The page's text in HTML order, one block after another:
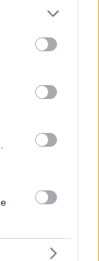
more Google
may click to
party tags to
below Google